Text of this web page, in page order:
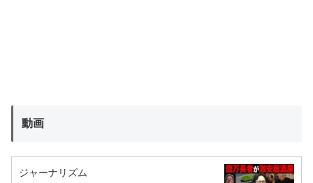
動画
ジャーナリズム